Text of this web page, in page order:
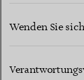
Wenden Sie